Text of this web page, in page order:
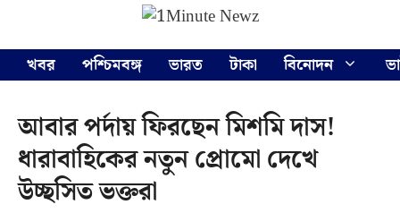
content
খবর
পশ্চিমবঙ্গ ভারত টাকা বিনোদন
আবার পর্দায় ফিরছেন মিশমি দাস!
ধারাবাহিকের নতুন প্রোমো দেখে
উচ্ছসিত ভক্তরা